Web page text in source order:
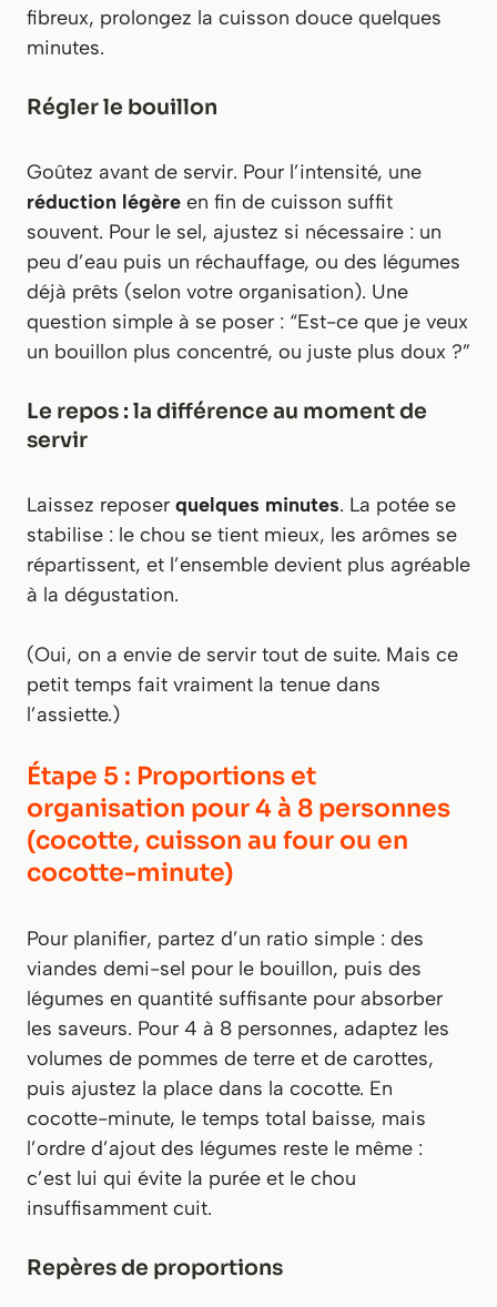
fibreux, prolongez la cuisson douce quelques
minutes.
Régler le bouillon
Goûtez avant de servir. Pour l’intensité, une
réduction légère en fin de cuisson suffit
souvent. Pour le sel, ajustez si nécessaire : un
peu d’eau puis un réchauffage, ou des légumes
déjà prêts (selon votre organisation). Une
question simple à se poser : “Est-ce que je veux
un bouillon plus concentré, ou juste plus doux ?”
Le repos : la différence au moment de
servir
Laissez reposer quelques minutes. La potée se
stabilise : le chou se tient mieux, les arômes se
répartissent, et l’ensemble devient plus agréable
à la dégustation.
(Oui, on a envie de servir tout de suite. Mais ce
petit temps fait vraiment la tenue dans
l’assiette.)
Étape 5 : Proportions et
organisation pour 4 à 8 personnes
(cocotte, cuisson au four ou en
cocotte-minute)
Pour planifier, partez d’un ratio simple : des
viandes demi-sel pour le bouillon, puis des
légumes en quantité suffisante pour absorber
les saveurs. Pour 4 à 8 personnes, adaptez les
volumes de pommes de terre et de carottes,
puis ajustez la place dans la cocotte. En
cocotte-minute, le temps total baisse, mais
l’ordre d’ajout des légumes reste le même :
c’est lui qui évite la purée et le chou
insuffisamment cuit.
Repères de proportions